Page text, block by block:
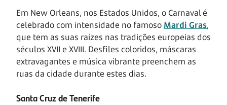
Em New Orleans, nos Estados Unidos, o Carnaval é
celebrado com intensidade no famoso Mardi Gras,
que tem as suas raízes nas tradições europeias dos
séculos XVII e XVIII. Desfiles coloridos, máscaras
extravagantes e música vibrante preenchem as
ruas da cidade durante estes dias.
Santa Cruz de Tenerife